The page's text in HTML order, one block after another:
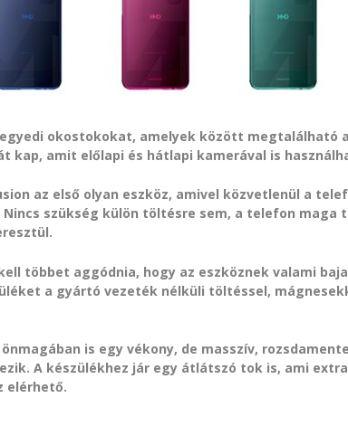
okostokokat, amelyek között megtalálható
kap, amit előlapi és hátlapi kamerával is
az első olyan eszköz, amivel közvetlenül a
szükség külön töltésre sem, a telefon maga
többet aggódnia, hogy az eszköznek valami
a gyártó vezeték nélküli töltéssel,
is egy vékony, de masszív,
A készülékhez jár egy átlátszó tok is, ami
elérhető.